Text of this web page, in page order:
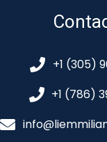
+1 (305)
+1 (786)